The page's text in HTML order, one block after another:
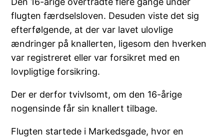
flugten færdselsloven. Desuden viste det sig
efterfølgende, at der var lavet ulovlige
ændringer på knallerten, ligesom den hverken
var registreret eller var forsikret med en
lovpligtige forsikring.
Der er derfor tvivlsomt, om den 16-årige
nogensinde får sin knallert tilbage.
Flugten startede i Markedsgade, hvor en